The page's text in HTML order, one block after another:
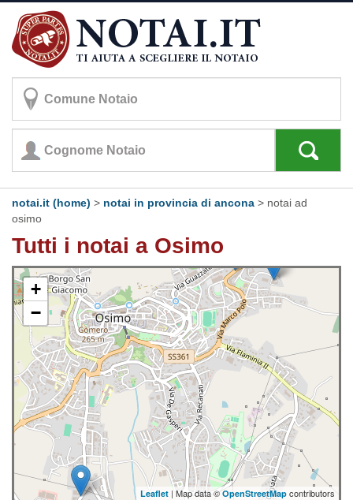
notai.it (home) > notai in provincia di ancona > notai ad
osimo
Tutti i notai a Osimo
+
−
Leaflet | Map data ©OpenStreetMap contributors